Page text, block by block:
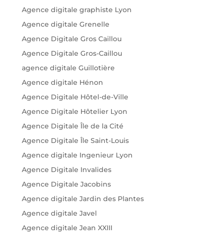
Agence digitale graphiste Lyon
Agence digitale Grenelle
Agence Digitale Gros Caillou
Agence Digitale Gros-Caillou
agence digitale Guillotière
Agence digitale Hénon
Agence Digitale Hôtel-de-Ville
Agence Digitale Hôtelier Lyon
Agence Digitale Île de la Cité
Agence Digitale Île Saint-Louis
Agence digitale Ingenieur Lyon
Agence Digitale Invalides
Agence Digitale Jacobins
Agence digitale Jardin des Plantes
Agence digitale Javel
Agence digitale Jean XXIII